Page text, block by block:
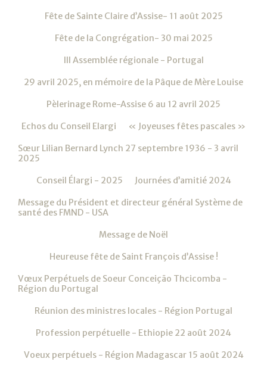
Fête de Sainte Claire d’Assise- 11 août 2025
Fête de la Congrégation- 30 mai 2025
III Assemblée régionale - Portugal
29 avril 2025, en mémoire de la Pâque de Mère Louise
Pèlerinage Rome-Assise 6 au 12 avril 2025
Echos du Conseil Elargi « Joyeuses fêtes pascales »
Sœur Lilian Bernard Lynch 27 septembre 1936 - 3 avril
2025
Conseil Élargi - 2025 Journées d’amitié 2024
Message du Président et directeur général Système de
santé des FMND - USA
Message de Noël
Heureuse fête de Saint François d’Assise !
Vœux Perpétuels de Soeur Conceição Thcicomba -
Région du Portugal
Réunion des ministres locales - Région Portugal
Profession perpétuelle - Ethiopie 22 août 2024
Voeux perpétuels - Région Madagascar 15 août 2024